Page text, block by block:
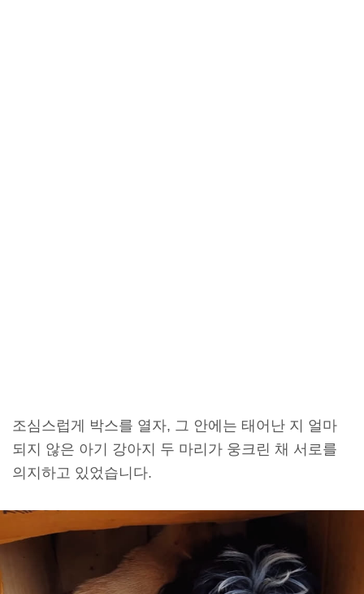
조심스럽게 박스를 열자, 그 안에는 태어난 지 얼마
되지 않은 아기 강아지 두 마리가 웅크린 채 서로를
의지하고 있었습니다.